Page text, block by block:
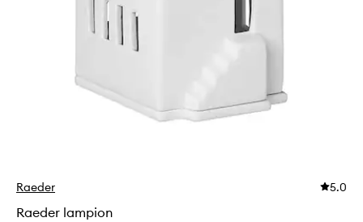
Raeder 5.0
Raeder lampion